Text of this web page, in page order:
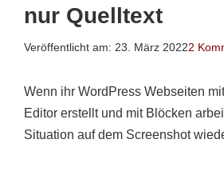
nur Quelltext
Veröffentlicht am: 23. März 20222
Wenn ihr WordPress Webseiten
Editor erstellt und mit Blöcken
Situation auf dem Screenshot